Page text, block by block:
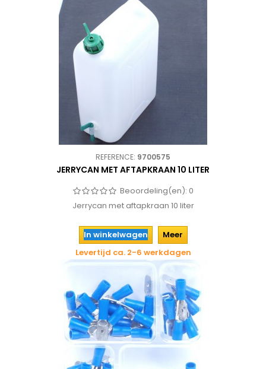
REFERENCE: 9700575
JERRYCAN MET AFTAPKRAAN 10 LITER
Beoordeling(en): 0
Jerrycan met aftapkraan 10 liter
In winkelwagen
Meer
Levertijd ca. 2-6 werkdagen